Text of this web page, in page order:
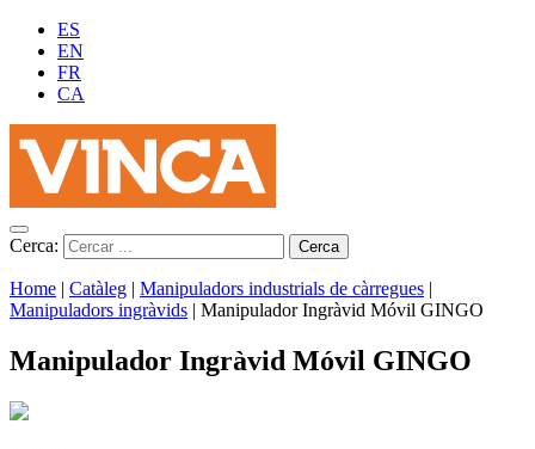
ES
EN
FR
CA
Cerca:
Home | Catàleg | Manipuladors industrials de càrregues |
Manipuladors ingràvids | Manipulador Ingràvid Móvil GINGO
Manipulador Ingràvid Móvil GINGO